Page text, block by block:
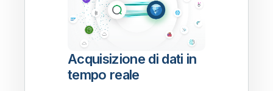
Acquisizione di dati in
tempo reale